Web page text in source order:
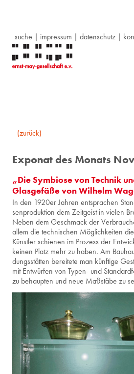
suche | impressum | datenschutz|
(zurück)
Exponat des Monats
„Die Symbiose von Technik
Glasgefäße von Wilhelm
In den 1920er Jah­ren ent­spra­chen
sen­pro­duk­ti­on dem Zeit­geist in vie­len
Neben dem Ge­schmack der
allem die tech­ni­schen Mög­lich­kei­ten
Künst­ler schie­nen im Pro­zess der
kei­nen Platz mehr zu haben. Am
dungs­stät­ten be­rei­te­te man künf­ti­ge
mit Ent­wür­fen von Ty­pen- und
zu be­haup­ten und neue Maß­stä­be zu